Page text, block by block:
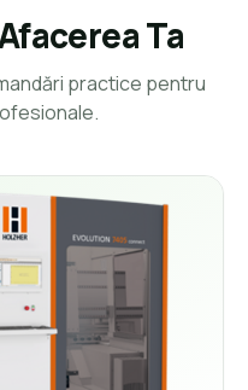
Ta
practice pentru